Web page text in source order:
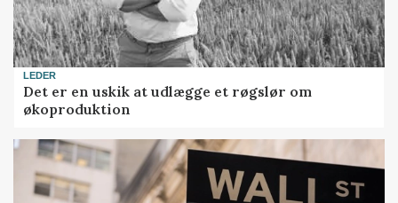
LEDER
Det er en uskik at udlægge et røgslør om
økoproduktion